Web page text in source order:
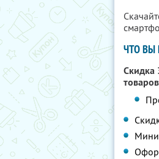
ЧТО ВЫ
Скидка